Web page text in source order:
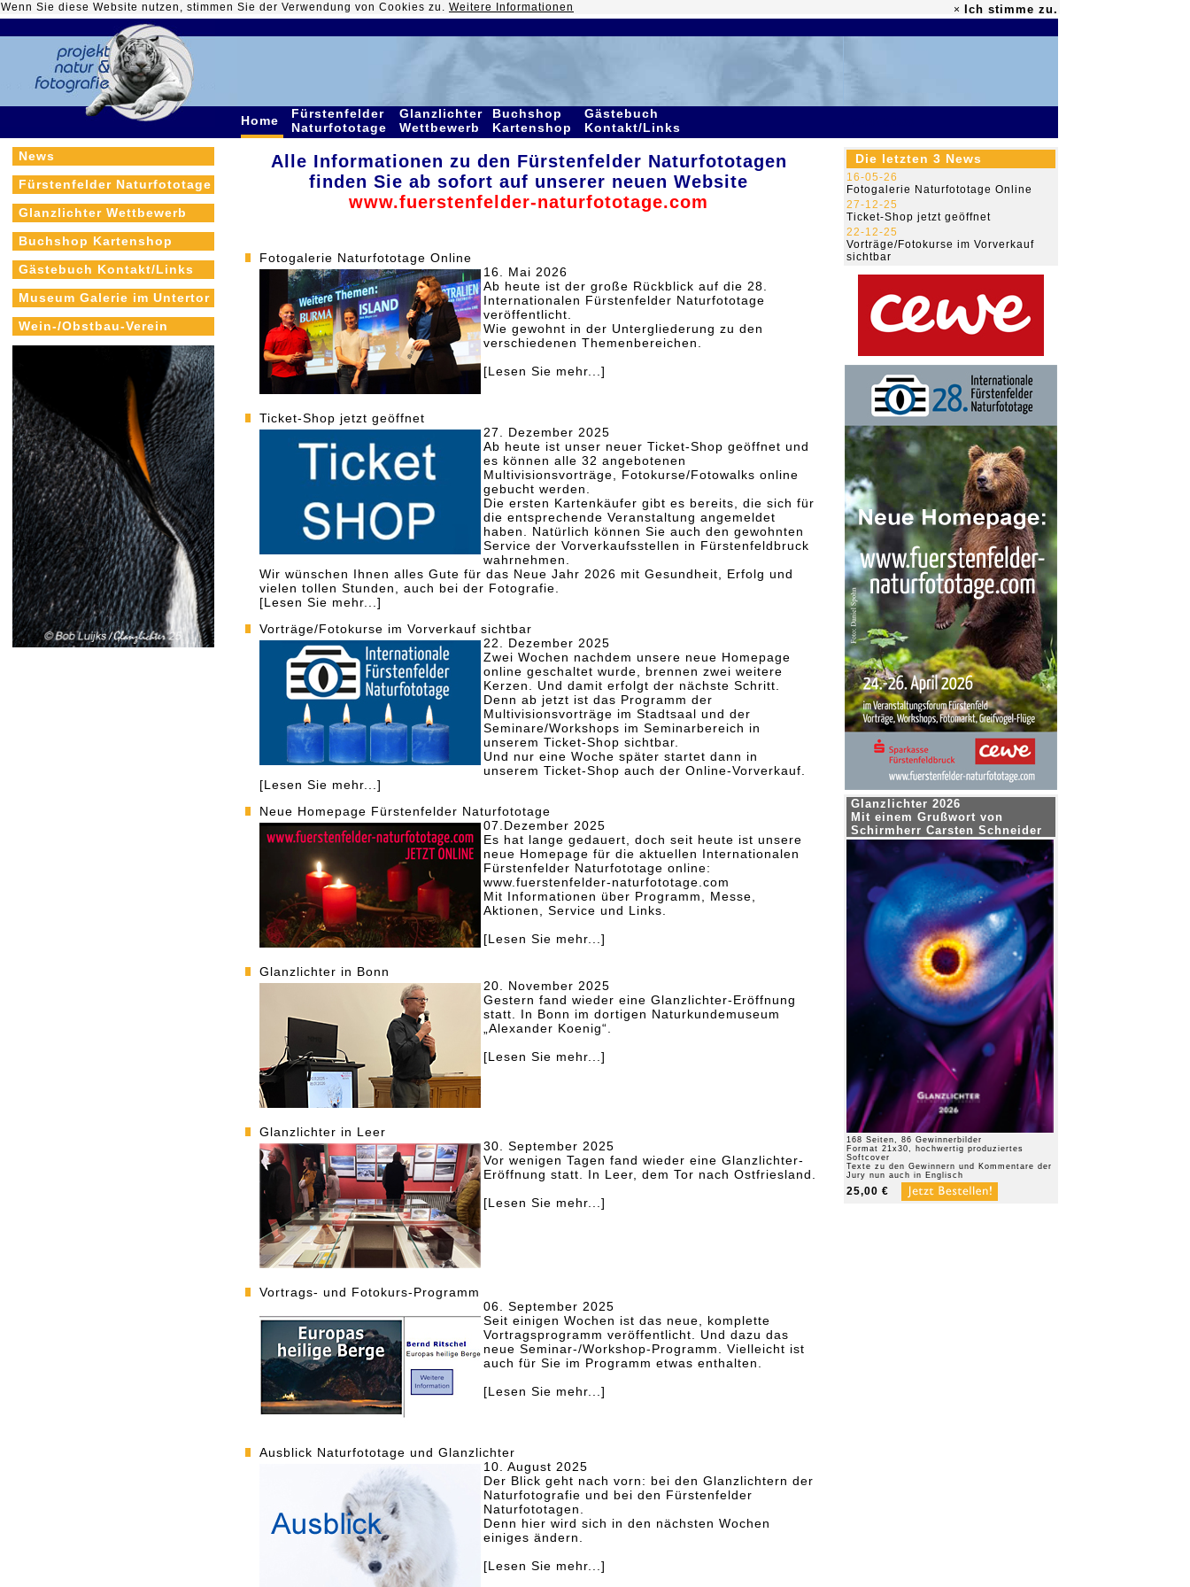
Wenn Sie diese Website nutzen, stimmen Sie der Verwendung von Cookies zu. Weitere Informationen × Ich stimme zu.
Home
Fürstenfelder
Naturfototage
Glanzlichter
Wettbewerb
Buchshop
Kartenshop
Gästebuch
Kontakt/Links
News
Fürstenfelder Naturfototage
Glanzlichter Wettbewerb
Buchshop Kartenshop
Gästebuch Kontakt/Links
Museum Galerie im Untertor
Wein-/Obstbau-Verein
Alle Informationen zu den Fürstenfelder Naturfototagen
finden Sie ab sofort auf unserer neuen Website
www.fuerstenfelder-naturfototage.com
Fotogalerie Naturfototage Online
16. Mai 2026
Ab heute ist der große Rückblick auf die 28.
Internationalen Fürstenfelder Naturfototage
veröffentlicht.
Wie gewohnt in der Untergliederung zu den
verschiedenen Themenbereichen.
[Lesen Sie mehr...]
Ticket-Shop jetzt geöffnet
27. Dezember 2025
Ab heute ist unser neuer Ticket-Shop geöffnet und
es können alle 32 angebotenen
Multivisionsvorträge, Fotokurse/Fotowalks online
gebucht werden.
Die ersten Kartenkäufer gibt es bereits, die sich für
die entsprechende Veranstaltung angemeldet
haben. Natürlich können Sie auch den gewohnten
Service der Vorverkaufsstellen in Fürstenfeldbruck
wahrnehmen.
Wir wünschen Ihnen alles Gute für das Neue Jahr 2026 mit Gesundheit, Erfolg und
vielen tollen Stunden, auch bei der Fotografie.
[Lesen Sie mehr...]
Vorträge/Fotokurse im Vorverkauf sichtbar
22. Dezember 2025
Zwei Wochen nachdem unsere neue Homepage
online geschaltet wurde, brennen zwei weitere
Kerzen. Und damit erfolgt der nächste Schritt.
Denn ab jetzt ist das Programm der
Multivisionsvorträge im Stadtsaal und der
Seminare/Workshops im Seminarbereich in
unserem Ticket-Shop sichtbar.
Und nur eine Woche später startet dann in
unserem Ticket-Shop auch der Online-Vorverkauf.
[Lesen Sie mehr...]
Neue Homepage Fürstenfelder Naturfototage
07.Dezember 2025
Es hat lange gedauert, doch seit heute ist unsere
neue Homepage für die aktuellen Internationalen
Fürstenfelder Naturfototage online:
www.fuerstenfelder-naturfototage.com
Mit Informationen über Programm, Messe,
Aktionen, Service und Links.
[Lesen Sie mehr...]
Glanzlichter in Bonn
20. November 2025
Gestern fand wieder eine Glanzlichter-Eröffnung
statt. In Bonn im dortigen Naturkundemuseum
„Alexander Koenig“.
[Lesen Sie mehr...]
Glanzlichter in Leer
30. September 2025
Vor wenigen Tagen fand wieder eine Glanzlichter-
Eröffnung statt. In Leer, dem Tor nach Ostfriesland.
[Lesen Sie mehr...]
Vortrags- und Fotokurs-Programm
06. September 2025
Seit einigen Wochen ist das neue, komplette
Vortragsprogramm veröffentlicht. Und dazu das
neue Seminar-/Workshop-Programm. Vielleicht ist
auch für Sie im Programm etwas enthalten.
[Lesen Sie mehr...]
Ausblick Naturfototage und Glanzlichter
10. August 2025
Der Blick geht nach vorn: bei den Glanzlichtern der
Naturfotografie und bei den Fürstenfelder
Naturfototagen.
Denn hier wird sich in den nächsten Wochen
einiges ändern.
[Lesen Sie mehr...]
Die letzten 3 News
16-05-26
Fotogalerie Naturfototage Online
27-12-25
Ticket-Shop jetzt geöffnet
22-12-25
Vorträge/Fotokurse im Vorverkauf
sichtbar
Glanzlichter 2026
Mit einem Grußwort von
Schirmherr Carsten Schneider
168 Seiten, 86 Gewinnerbilder
Format 21x30, hochwertig produziertes
Softcover
Texte zu den Gewinnern und Kommentare der
Jury nun auch in Englisch
25,00 €